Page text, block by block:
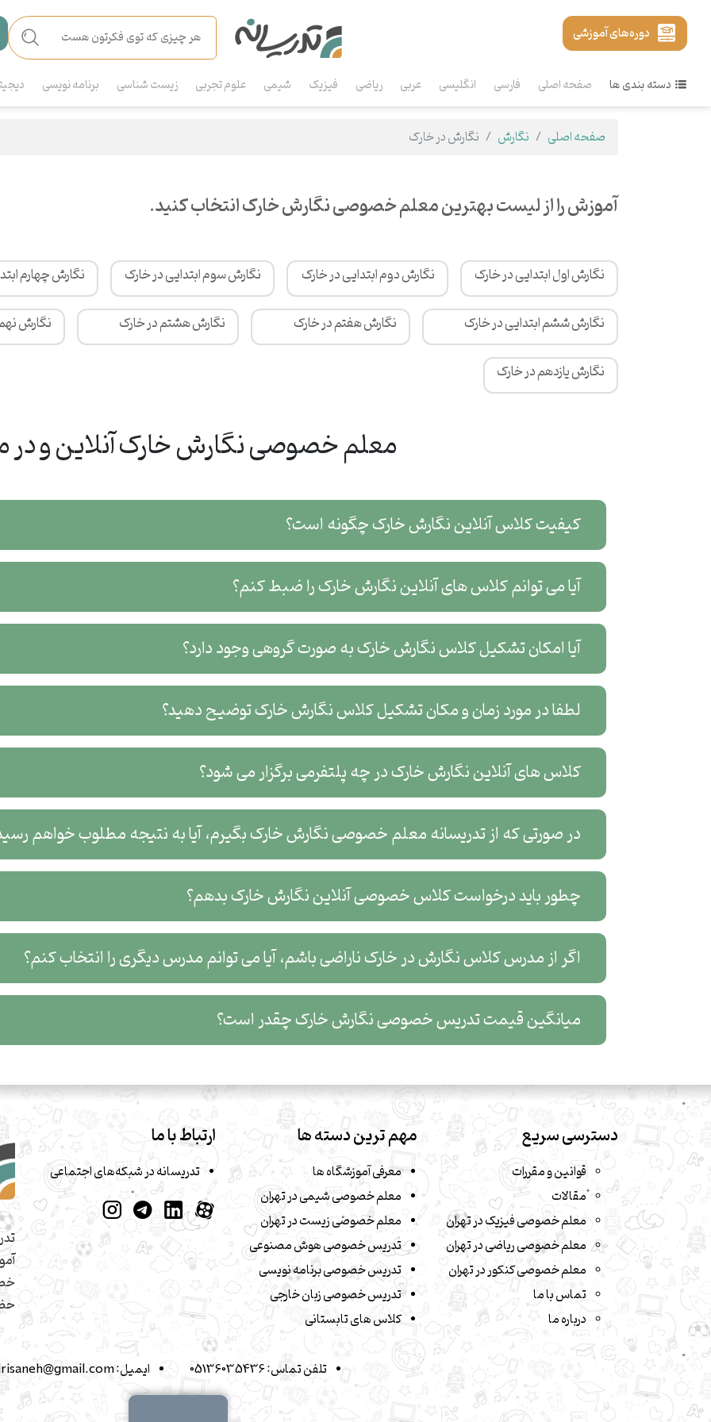
دوره‌های آموزشی
دسته بندی ها صفحه اصلی فارسی انگلیسی عربی ریاضی فیزیک شیمی علوم تجربی زیست شناسی برنامه نویسی
صفحه اصلی نگارش نگارش در خارک
آموزش را از لیست بهترین معلم خصوصی نگارش خارک انتخاب کنید.
نگارش اول ابتدایی در خارک نگارش دوم ابتدایی در خارک نگارش سوم ابتدایی در خارک نگارش چهارم
نگارش ششم ابتدایی در خارک نگارش هفتم در خارک نگارش هشتم در خارک نگارش
نگارش یازدهم در خارک
معلم خصوصی نگارش خارک آنلاین و در
کیفیت کلاس آنلاین نگارش خارک چگونه است؟
آیا می توانم کلاس های آنلاین نگارش خارک را ضبط کنم؟
آیا امکان تشکیل کلاس نگارش خارک به صورت گروهی وجود دارد؟
لطفا در مورد زمان و مکان تشکیل کلاس نگارش خارک توضیح دهید؟
کلاس های آنلاین نگارش خارک در چه پلتفرمی برگزار می شود؟
در صورتی که از تدریسانه معلم خصوصی نگارش خارک بگیرم، آیا به نتیجه مطلوب خواهم
چطور باید درخواست کلاس خصوصی آنلاین نگارش خارک بدهم؟
اگر از مدرس کلاس نگارش در خارک ناراضی باشم، آیا می توانم مدرس دیگری را انتخاب کنم؟
میانگین قیمت تدریس خصوصی نگارش خارک چقدر است؟
دسترسی سریع
قوانین و مقررات
مقالات
معلم خصوصی فیزیک در تهران
معلم خصوصی ریاضی در تهران
معلم خصوصی کنکور در تهران
تماس با ما
درباره ما
مهم ترین دسته ها
معرفی آموزشگاه ها
معلم خصوصی شیمی در تهران
معلم خصوصی زیست در تهران
تدریس خصوصی هوش مصنوعی
تدریس خصوصی برنامه نویسی
تدریس خصوصی زبان خارجی
کلاس های تابستانی
ارتباط با ما
تدریسانه در شبکه‌های اجتماعی
تلفن تماس:05136035436 ایمیل: